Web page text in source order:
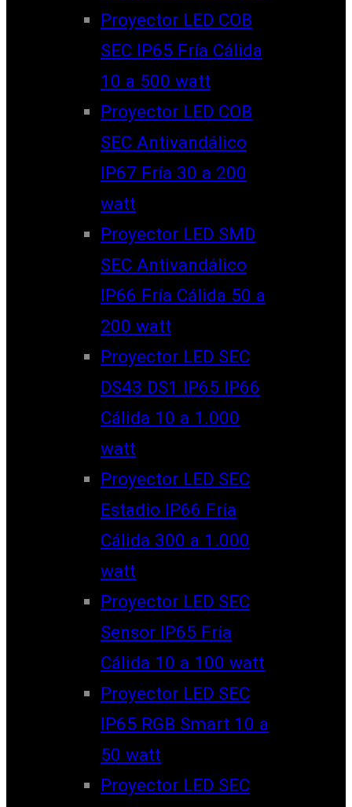
Proyector LED COB
SEC IP65 Fría Cálida
10 a 500 watt
Proyector LED COB
SEC Antivandálico
IP67 Fría 30 a 200
watt
Proyector LED SMD
SEC Antivandálico
IP66 Fría Cálida 50 a
200 watt
Proyector LED SEC
DS43 DS1 IP65 IP66
Cálida 10 a 1.000
watt
Proyector LED SEC
Estadio IP66 Fría
Cálida 300 a 1.000
watt
Proyector LED SEC
Sensor IP65 Fría
Cálida 10 a 100 watt
Proyector LED SEC
IP65 RGB Smart 10 a
50 watt
Proyector LED SEC